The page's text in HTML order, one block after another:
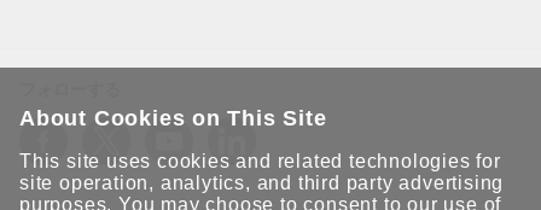
About Cookies on This Site
This site uses cookies and related technologies for
site operation, analytics, and third party advertising
purposes. You may choose to consent to our use of